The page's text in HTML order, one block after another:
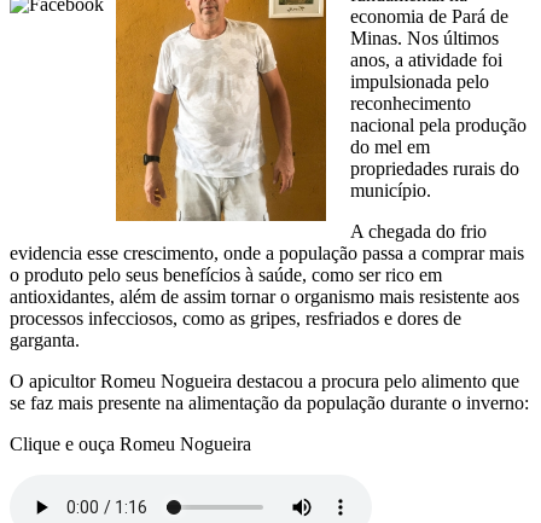
economia de Pará de
Minas. Nos últimos
anos, a atividade foi
impulsionada pelo
reconhecimento
nacional pela produção
do mel em
propriedades rurais do
município.
A chegada do frio
evidencia esse crescimento, onde a população passa a comprar mais
o produto pelo seus benefícios à saúde, como ser rico em
antioxidantes, além de assim tornar o organismo mais resistente aos
processos infecciosos, como as gripes, resfriados e dores de
garganta.
O apicultor Romeu Nogueira destacou a procura pelo alimento que
se faz mais presente na alimentação da população durante o inverno:
Clique e ouça Romeu Nogueira